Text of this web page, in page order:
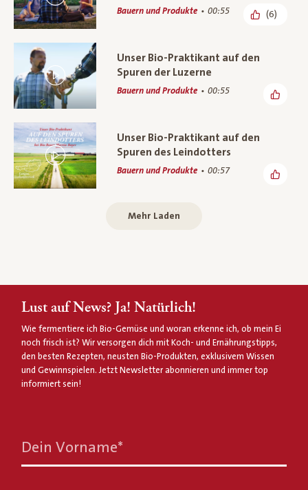
Bauern und Produkte 00:55 (6)
Unser Bio-Praktikant auf den
Spuren der Luzerne
Bauern und Produkte 00:55
Unser Bio-Praktikant auf den
Spuren des Leindotters
Bauern und Produkte 00:57
Mehr Laden
Lust auf News? Ja! Natürlich!
Wie fermentiere ich Bio-Gemüse und woran erkenne ich, ob mein Ei
noch frisch ist? Wir versorgen dich mit Koch- und Ernährungstipps,
den besten Rezepten, neusten Bio-Produkten, exklusivem Wissen
und Gewinnspielen. Jetzt Newsletter abonnieren und immer top
informiert sein!
Dein Vorname*